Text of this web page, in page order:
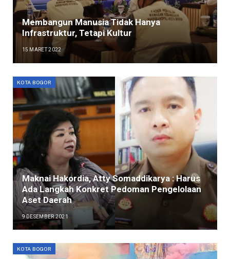
Membangun Manusia Tidak Hanya
Infrastruktur, Tetapi Kultur
15 MARET 2022
KOTA BOGOR
Maknai Hakordia, Atty Somaddikarya : Harus
Ada Langkah Konkret Pedoman Pengelolaan
Aset Daerah
9 DESEMBER 2021
KOTA BOGOR